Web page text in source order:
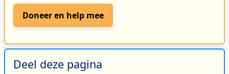
Doneer en help mee
Deel deze pagina